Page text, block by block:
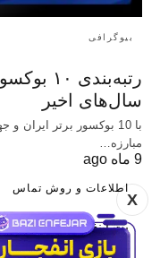
X
بیوگرافی
سال‌های اخیر
با 10 بوکسور برتر
مبارزه…
9 ماه ago
اطلاعات و روش تماس
بت اینفو یکی از
همچنین آموزش پیش